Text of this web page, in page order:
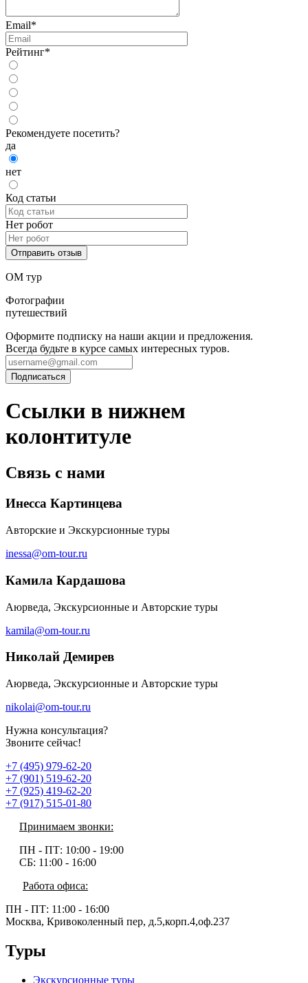
Email*
Рейтинг*
Рекомендуете посетить?
да
нет
Код статьи
Нет робот
ОМ тур
Фотографии
путешествий
Оформите подписку на наши акции и предложения.
Всегда будьте в курсе самых интересных туров.
Ссылки в нижнем
колонтитуле
Связь с нами
Инесса Картинцева
Авторские и Экскурсионные туры
inessa@om-tour.ru
Камила Кардашова
Аюрведа, Экскурсионные и Авторские туры
kamila@om-tour.ru
Николай Демирев
Аюрведа, Экскурсионные и Авторские туры
nikolai@om-tour.ru
Нужна консультация?
Звоните сейчас!
+7 (495) 979-62-20
+7 (901) 519-62-20
+7 (925) 419-62-20
+7 (917) 515-01-80
Принимаем звонки:
ПН - ПТ: 10:00 - 19:00
СБ: 11:00 - 16:00
Работа офиса:
ПН - ПТ: 11:00 - 16:00
Москва, Кривоколенный пер, д.5,корп.4,оф.237
Туры
Экскурсионные туры